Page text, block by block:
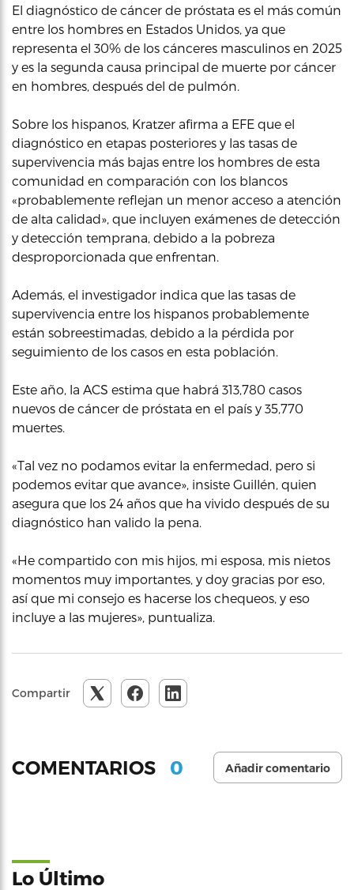
El diagnóstico de cáncer de próstata es el más común
entre los hombres en Estados Unidos, ya que
representa el 30% de los cánceres masculinos en 2025
y es la segunda causa principal de muerte por cáncer
en hombres, después del de pulmón.
Sobre los hispanos, Kratzer afirma a EFE que el
diagnóstico en etapas posteriores y las tasas de
supervivencia más bajas entre los hombres de esta
comunidad en comparación con los blancos
«probablemente reflejan un menor acceso a atención
de alta calidad», que incluyen exámenes de detección
y detección temprana, debido a la pobreza
desproporcionada que enfrentan.
Además, el investigador indica que las tasas de
supervivencia entre los hispanos probablemente
están sobreestimadas, debido a la pérdida por
seguimiento de los casos en esta población.
Este año, la ACS estima que habrá 313,780 casos
nuevos de cáncer de próstata en el país y 35,770
muertes.
«Tal vez no podamos evitar la enfermedad, pero si
podemos evitar que avance», insiste Guillén, quien
asegura que los 24 años que ha vivido después de su
diagnóstico han valido la pena.
«He compartido con mis hijos, mi esposa, mis nietos
momentos muy importantes, y doy gracias por eso,
así que mi consejo es hacerse los chequeos, y eso
incluye a las mujeres», puntualiza.
Compartir
COMENTARIOS 0 Añadir comentario
Lo Último